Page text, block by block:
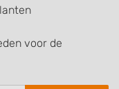
voor de